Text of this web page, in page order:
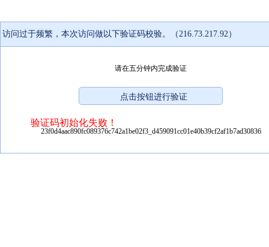
访问过于频繁，本次访问做以下验证码校验。（216.73.217.92）
请在五分钟内完成验证
验证码初始化失败！
23f0d4aac890fc089376c742a1be02f3_d459091cc01e40b39cf2af1b7ad30836